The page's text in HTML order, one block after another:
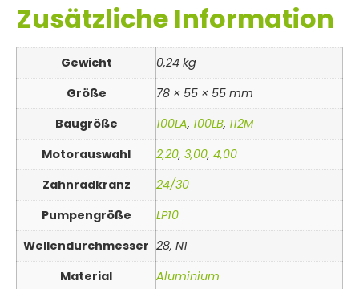
Zusätzliche Information
Gewicht
0,24 kg
Größe
78 × 55 × 55 mm
Baugröße
100LA, 100LB, 112M
Motorauswahl
2,20, 3,00, 4,00
Zahnradkranz
24/30
Pumpengröße
LP10
Wellendurchmesser 28, N1
Material
Aluminium